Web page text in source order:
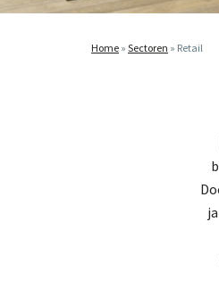
Home » Sectoren » Retail